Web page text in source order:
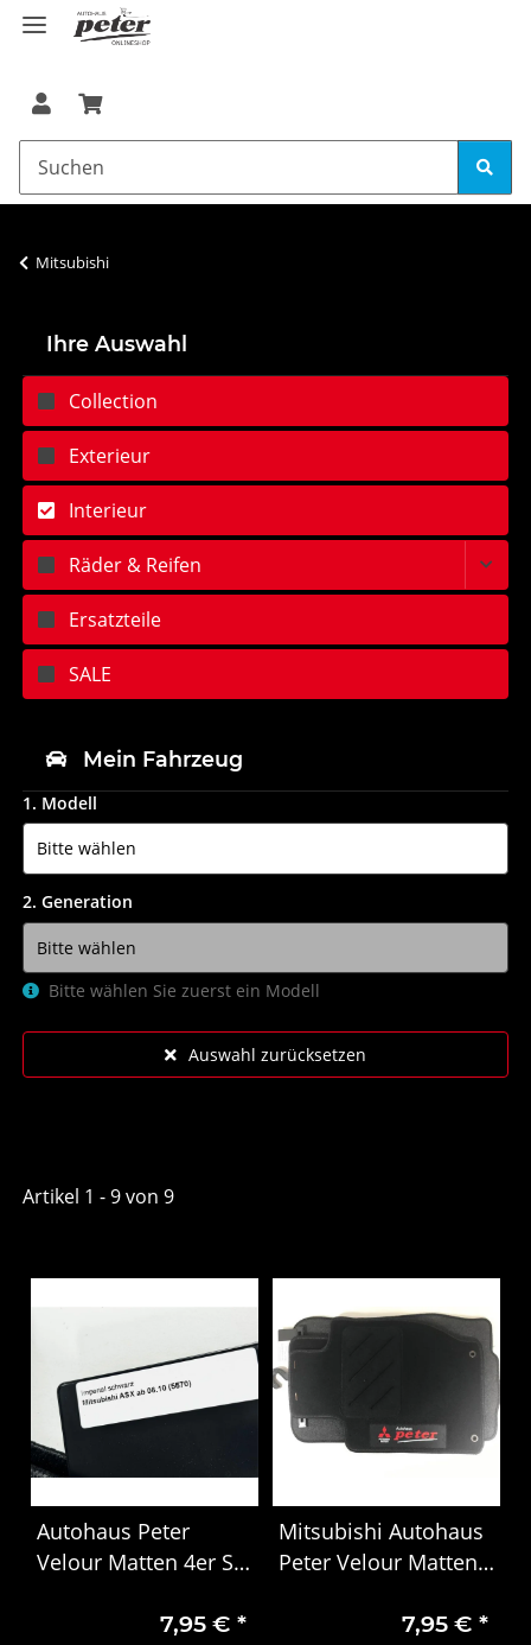
Mitsubishi
Artikel 1 - 9 von 9
Autohaus Peter
Velour Matten 4er Set
7,95 € *
Mitsubishi Autohaus
Peter Velour Matten
Club Cap ab BJ 2015
7,95 €*
Ihre Auswahl
Collection
Exterieur
Interieur
Räder & Reifen
Ersatzteile
SALE
Mein Fahrzeug
1. Modell
2. Generation
Bitte wählen Sie zuerst ein Modell
Auswahl zurücksetzen